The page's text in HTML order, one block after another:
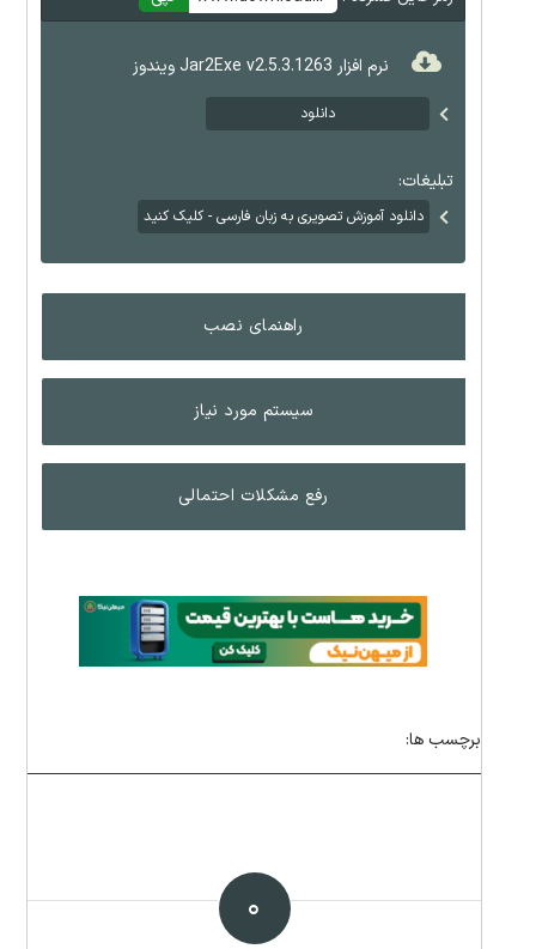
نرم افزار Jar2Exe v2.5.3.1263 ویندوز
دانلود
تبلیغات:
دانلود آموزش تصویری به زبان فارسی - کلیک کنید
راهنمای نصب
سیستم مورد نیاز
رفع مشکلات احتمالی
برچسب ها:
۰